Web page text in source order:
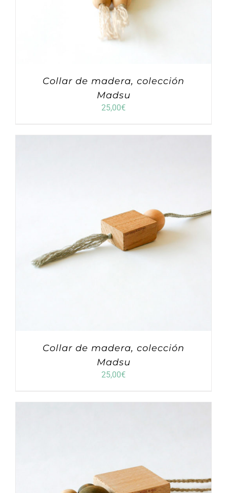
Collar de madera, colección
Madsu
25,00€
Collar de madera, colección
Madsu
25,00€